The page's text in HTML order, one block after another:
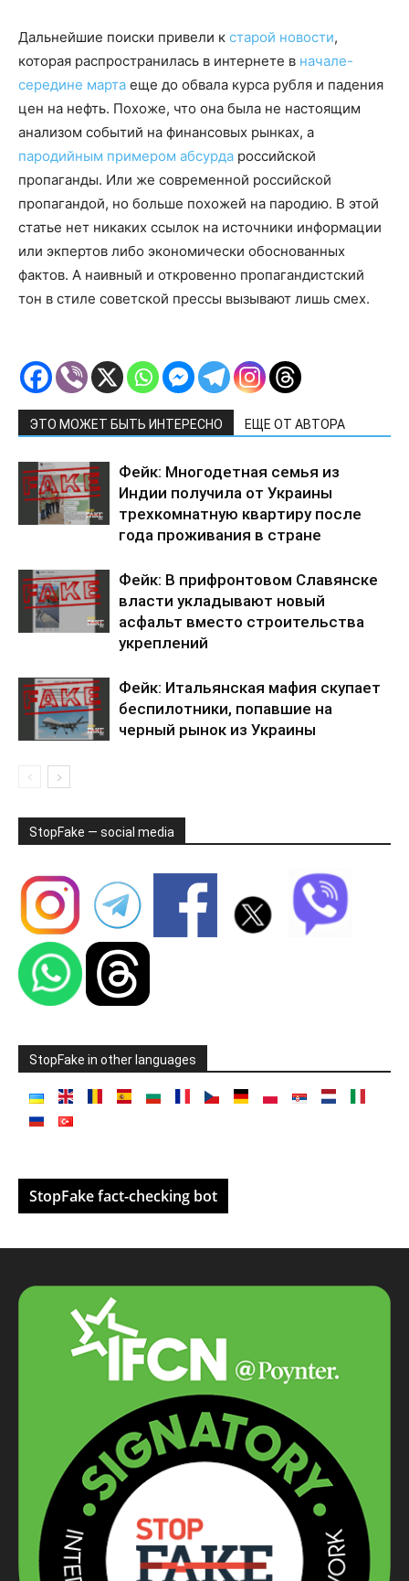
Дальнейшие поиски привели к старой новости,
которая распространилась в интернете в начале-
середине марта еще до обвала курса рубля и падения
цен на нефть. Похоже, что она была не настоящим
анализом событий на финансовых рынках, а
пародийным примером абсурда российской
пропаганды. Или же современной российской
пропагандой, но больше похожей на пародию. В этой
статье нет никаких ссылок на источники информации
или экпертов либо экономически обоснованных
фактов. А наивный и откровенно пропагандистский
тон в стиле советской прессы вызывают лишь смех.
ЭТО МОЖЕТ БЫТЬ ИНТЕРЕСНО ЕЩЕ ОТ АВТОРА
Фейк: Многодетная семья из
Индии получила от Украины
трехкомнатную квартиру после
года проживания в стране
Фейк: В прифронтовом Славянске
власти укладывают новый
асфальт вместо строительства
укреплений
Фейк: Итальянская мафия скупает
беспилотники, попавшие на
черный рынок из Украины
StopFake — social media
StopFake in other languages
StopFake fact-checking bot